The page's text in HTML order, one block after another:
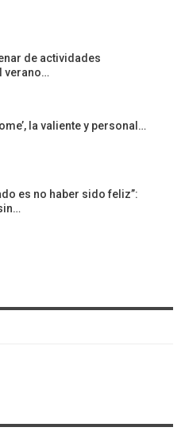
de actividades
verano…
la valiente y personal…
es no haber sido feliz”: